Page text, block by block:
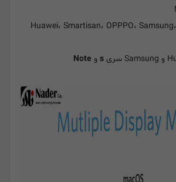
گوشی های هوشمند Huawei، Smartisan، OPPPO، Samsung،
s و Note